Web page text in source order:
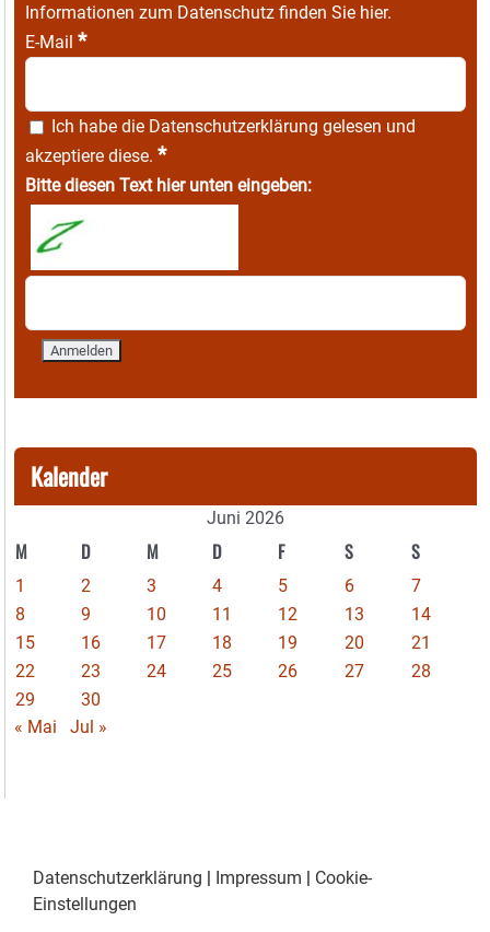
Informationen zum Datenschutz finden Sie hier.
E-Mail *
Ich habe die Datenschutzerklärung gelesen und
akzeptiere diese. *
Bitte diesen Text hier unten eingeben:
Kalender
Juni 2026
M D M D F S S
1 2 3 4 5 6
7
8
9 10 11 12 13
14
15
16 17 18 19 20
21
22
23 24 25 26 27
28
29
30
« Mai
Jul »
Datenschutzerklärung | Impressum | Cookie-
Einstellungen